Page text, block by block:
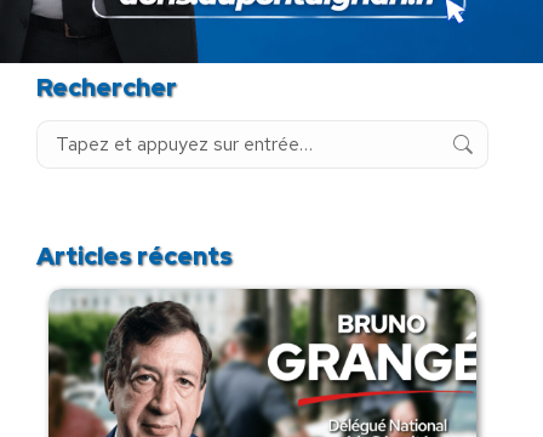
Rechercher
Recherche
Articles récents